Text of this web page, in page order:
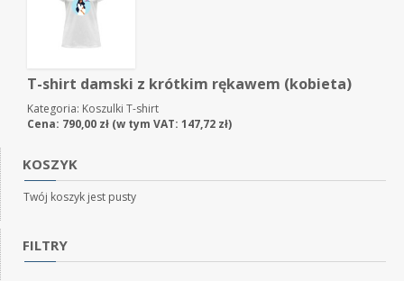
T-shirt damski z krótkim rękawem (kobieta)
Kategoria: Koszulki T-shirt
Cena: 790,00 zł (w tym VAT: 147,72 zł)
KOSZYK
Twój koszyk jest pusty
FILTRY